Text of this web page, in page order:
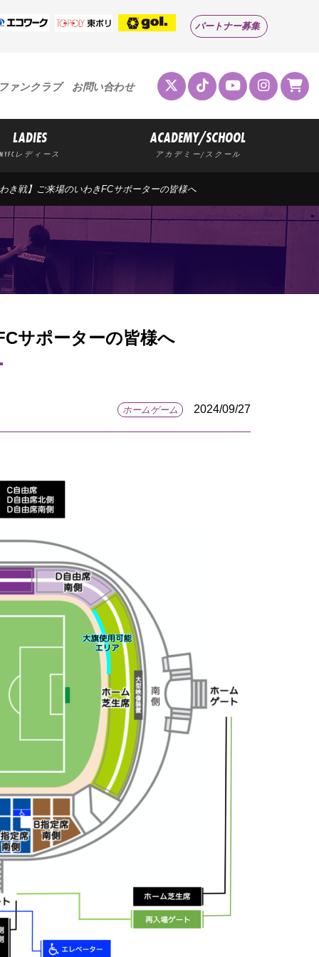
パートナー募集
ァンクラブ お問い合わせ
LADIES
MYFCレディース
ACADEMY/SCHOOL
アカデミー/スクール
き戦】ご来場のいわきFCサポーターの皆様へ
サポーターの皆様へ
ホームゲーム 2024/09/27